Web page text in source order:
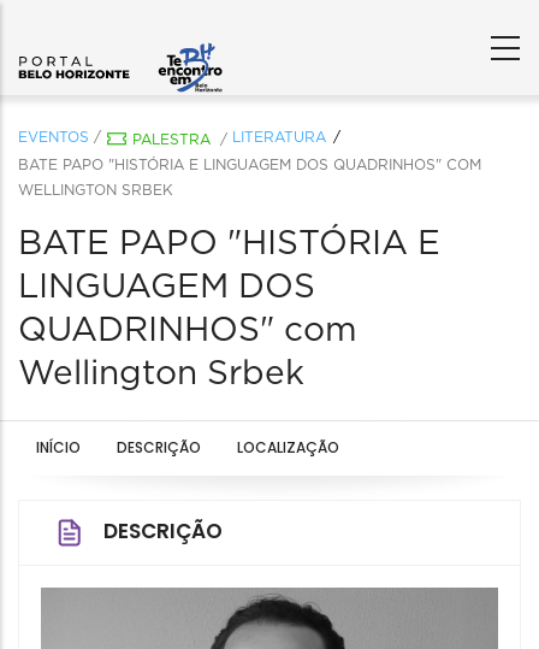
EVENTOS / PALESTRA /
LITERATURA
BATE PAPO "HISTÓRIA E LINGUAGEM DOS QUADRINHOS" COM
WELLINGTON SRBEK
BATE PAPO "HISTÓRIA E
LINGUAGEM DOS
QUADRINHOS" com
Wellington Srbek
INÍCIO DESCRIÇÃO LOCALIZAÇÃO
DESCRIÇÃO